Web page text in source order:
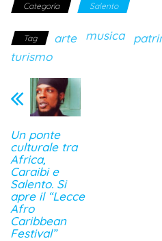
Categoria Salento
Tag arte musica
turismo
Un ponte
culturale tra
Africa,
Caraibi e
Salento. Si
apre il “Lecce
Afro
Caribbean
Festival”